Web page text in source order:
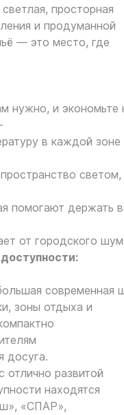
просторная
и продуманной
— это место, где
нужно, и
в каждой зоне
помогают держать
от городского
современная
зоны отдыха и
досуга.
развитой
находятся
«СПАР»,